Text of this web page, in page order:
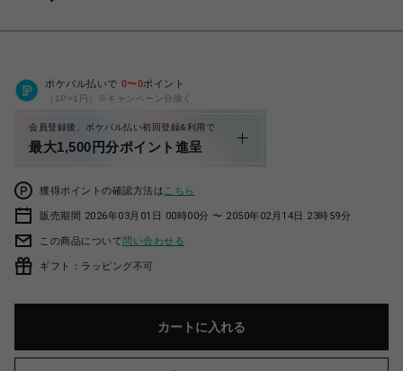
ポケパル払いで 0〜0ポイント
（1P=1円）※キャンペーン分除く
会員登録後、ポケパル払い初回登録&利用で
最大1,500円分ポイント進呈
獲得ポイントの確認方法は こちら
販売期間 2026年03月01日 00時00分 〜 2050年02月14日 23時59分
この商品について問い合わせる
ギフト：ラッピング不可
カートに入れる